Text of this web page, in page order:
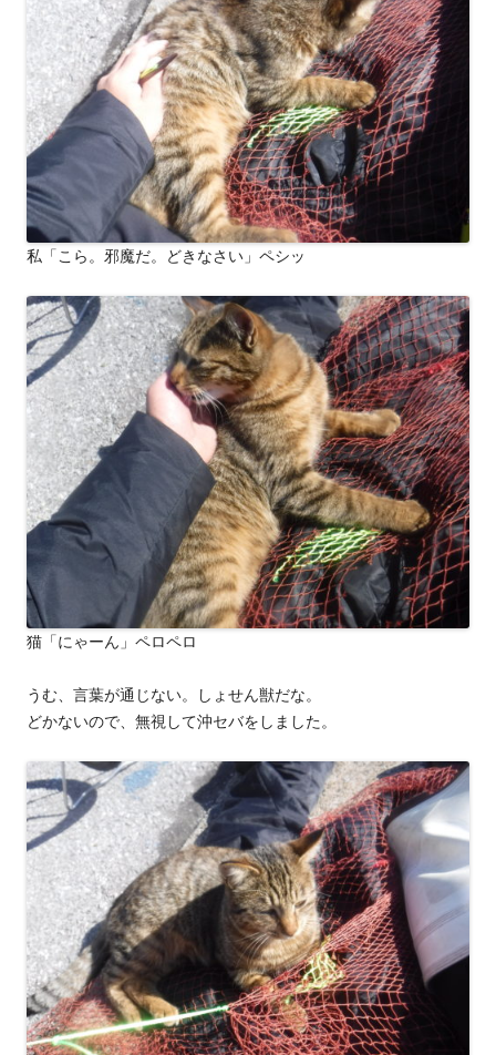
私「こら。邪魔だ。どきなさい」ペシッ
猫「にゃーん」ペロペロ
うむ、言葉が通じない。しょせん獣だな。
どかないので、無視して沖セバをしました。